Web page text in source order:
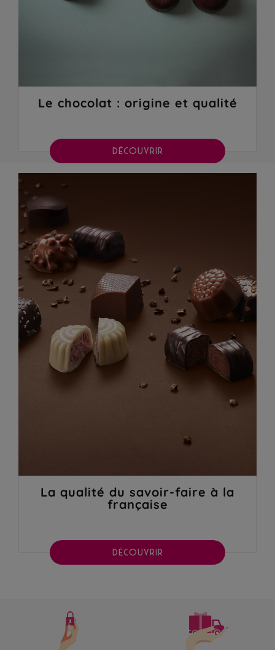
Le chocolat : origine et qualité
DÉCOUVRIR
La qualité du savoir-faire à la
française
DÉCOUVRIR